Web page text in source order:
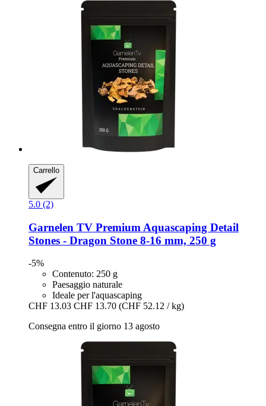
Carrello
5.0 (2)
Garnelen TV Premium Aquascaping Detail
Stones -​ Dragon Stone 8-​16 mm, 250 g
-5%
Contenuto: 250 g
Paesaggio naturale
Ideale per l'aquascaping
CHF 13.03 CHF 13.70 (CHF 52.12 / kg)
Consegna entro il giorno 13 agosto